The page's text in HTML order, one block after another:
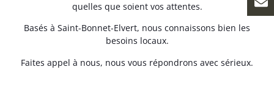
quelles que soient vos attentes.
Basés à Saint-Bonnet-Elvert, nous connaissons bien les
besoins locaux.
Faites appel à nous, nous vous répondrons avec sérieux.